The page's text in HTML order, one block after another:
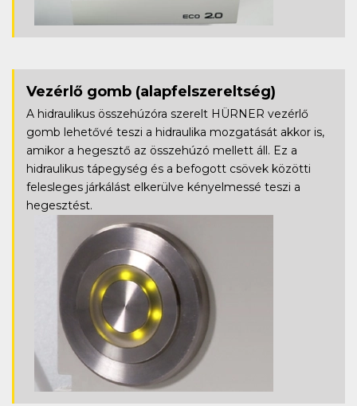
Vezérlő gomb (alapfelszereltség)
A hidraulikus összehúzóra szerelt HÜRNER vezérlő
gomb lehetővé teszi a hidraulika mozgatását akkor is,
amikor a hegesztő az összehúzó mellett áll. Ez a
hidraulikus tápegység és a befogott csövek közötti
felesleges járkálást elkerülve kényelmessé teszi a
hegesztést.